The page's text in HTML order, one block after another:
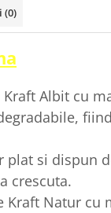
(0)
Albit cu
plat si dispun
crescuta.
Kraft Natur cu